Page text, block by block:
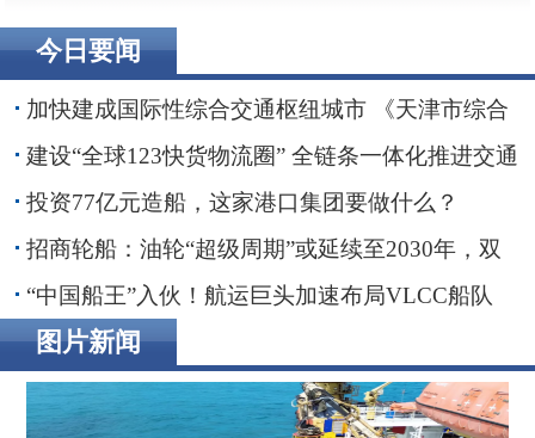
今日要闻
加快建成国际性综合交通枢纽城市 《天津市综合
交通运输“十五五”规划》印发
建设“全球123快货物流圈” 全链条一体化推进交通
物流降本提质增效
投资77亿元造船，这家港口集团要做什么？
招商轮船：油轮“超级周期”或延续至2030年，双
海峡风险正在重塑全球航运
“中国船王”入伙！航运巨头加速布局VLCC船队
图片新闻